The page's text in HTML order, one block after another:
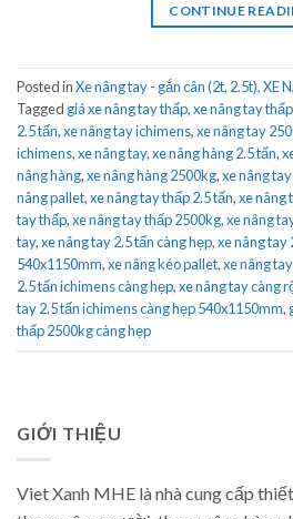
CONTINUE
Posted inXe nâng tay - gắn cân (2t, 2.5t),XE
Tagged giá xe nâng tay thấp,xe nâng tay
2.5 tấn,xe nâng tay ichimens,xe nâng tay
ichimens,xe nâng tay,xe nâng hàng 2.5 tấn,
nâng hàng,xe nâng hàng 2500kg,xe nâng
nâng pallet,xe nâng tay thấp 2.5 tấn,xe nâng
tay thấp,xe nâng tay thấp 2500kg,xe nâng
tay,xe nâng tay 2.5 tấn càng hẹp,xe nâng tay
540x1150mm,xe nâng kéo pallet,xe nâng
2.5 tấn ichimens càng hẹp,xe nâng tay càng
tay 2.5 tấn ichimens càng hẹp 540x1150mm,
thấp 2500kg càng hẹp
GIỚI THIỆU
Viet Xanh MHE là nhà cung cấp